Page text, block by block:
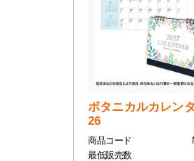
ボタニカルカレン
26
商品コード
最低販売数